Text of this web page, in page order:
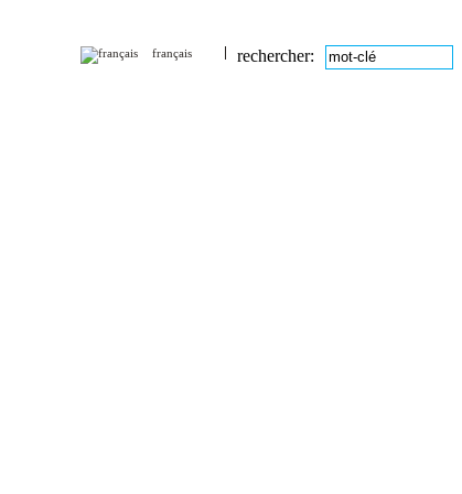
français rechercher: